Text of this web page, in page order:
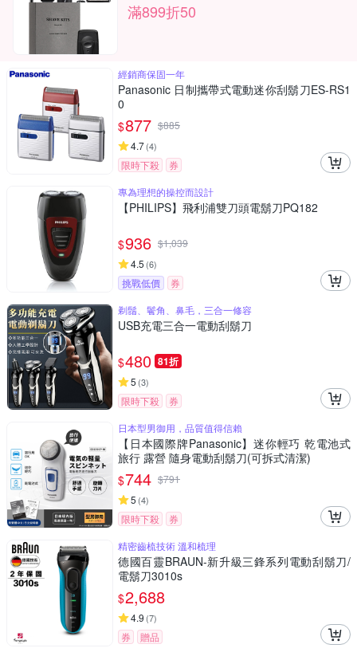
滿899折50
經銷商保固一年
Panasonic 日制攜帶式電動迷你刮鬍刀ES-RS1
0
$877 $885
4.7(4)
限時下殺
券
專為理想的操控而設計
【PHILIPS】飛利浦雙刀頭電鬍刀PQ182
$936 $1,039
4.5 (6)
挑戰低價
券
剃鬚、鬢角、鼻毛，三合一修容
USB充電三合一電動刮鬍刀
$480 81折
5 (3)
限時下殺
券
日本型男御用，品質值得信賴
【日本國際牌Panasonic】迷你輕巧 乾電池式
旅行 露營 隨身電動刮鬍刀(可拆式清潔)
$744 $791
5 (4)
限時下殺
券
精密齒梳技術 溫和梳理
德國百靈BRAUN-新升級三鋒系列電動刮鬍刀/
電鬍刀3010s
$2,688
4.9 (7)
券
贈品